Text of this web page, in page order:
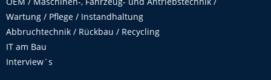
Wartung / Pflege / Instandhaltung
Abbruchtechnik / Rückbau / Recycling
IT am Bau
Interview´s